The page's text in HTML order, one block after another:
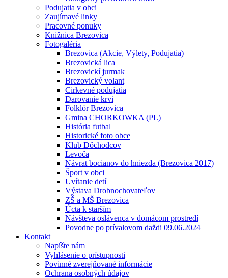
Podujatia v obci
Zaujímavé linky
Pracovné ponuky
Knižnica Brezovica
Fotogaléria
Brezovica (Akcie, Výlety, Podujatia)
Brezovická lica
Brezovickí jurmak
Brezovický volant
Cirkevné podujatia
Darovanie krvi
Folklór Brezovica
Gmina CHORKOWKA (PL)
História futbal
Historické foto obce
Klub Dôchodcov
Levoča
Návrat bocianov do hniezda (Brezovica 2017)
Šport v obci
Uvítanie detí
Výstava Drobnochovateľov
ZŠ a MŠ Brezovica
Úcta k starším
Návšteva oslávenca v domácom prostredí
Povodne po prívalovom daždi 09.06.2024
Kontakt
Napíšte nám
Vyhlásenie o prístupnosti
Povinné zverejňované informácie
Ochrana osobných údajov